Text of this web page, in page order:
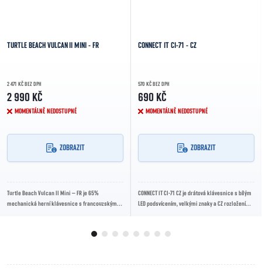
TURTLE BEACH VULCAN II MINI - FR
2 471 KČ BEZ DPH
2 990 KČ
MOMENTÁLNĚ NEDOSTUPNÉ
ZOBRAZIT
Turtle Beach Vulcan II Mini – FR je 65%
mechanická herní klávesnice s francouzským
CONNECT IT CI-71 - CZ
570 KČ BEZ DPH
690 KČ
MOMENTÁLNĚ NEDOSTUPNÉ
ZOBRAZIT
CONNECT IT CI-71 CZ je drátová klávesnice s bílým
LED podsvícením, velkými znaky a CZ rozložením,